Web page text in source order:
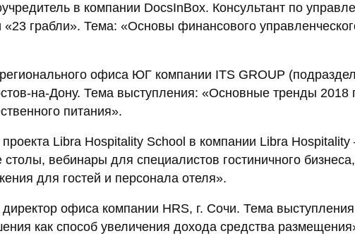
в компании DocsInBox. Консультант по
«23 грабли». Тема: «Основы финансового
офиса ЮГ компании ITS GROUP
на-Дону. Тема выступления: «Основные тренды 2018
питания».
Libra Hospitality School в компании Libra
столы, вебинары для специалистов гостиничного
для гостей и персонала отеля».
офиса компании HRS, г. Сочи. Тема
как способ увеличения дохода средства